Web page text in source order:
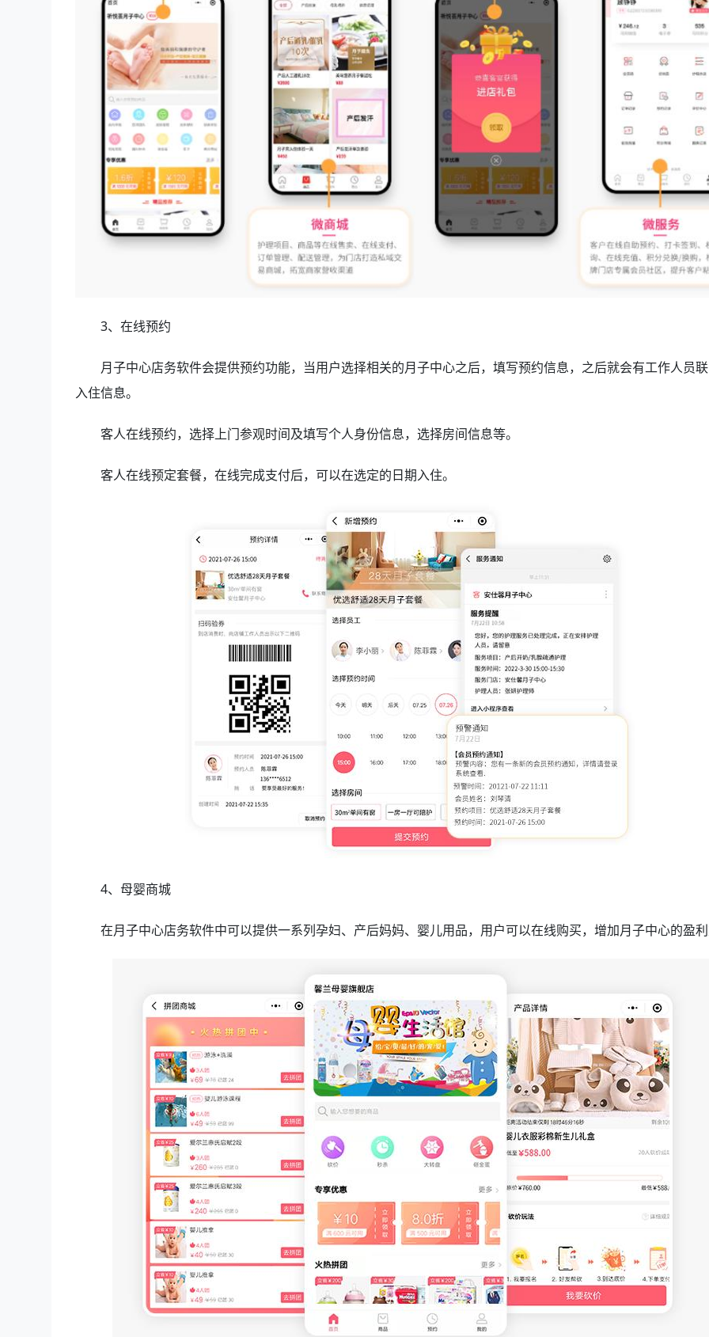
3、在线预约
月子中心店务软件会提供预约功能，当用户选择相关的月子中心之后，填写预约信息，之后就会有工作人员
入住信息。
客人在线预约，选择上门参观时间及填写个人身份信息，选择房间信息等。
客人在线预定套餐，在线完成支付后，可以在选定的日期入住。
4、母婴商城
在月子中心店务软件中可以提供一系列孕妇、产后妈妈、婴儿用品，用户可以在线购买，增加月子中心的盈